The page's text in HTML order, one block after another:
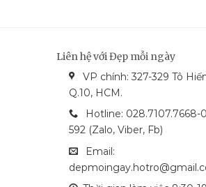
Liên hệ với Đẹp mỗi ngày
VP chính: 327-329 Tô
Q.10, HCM.
Hotline: 028.7107.7668-
592 (Zalo, Viber, Fb)
Email:
vietcom_bank
vcash_bankmastercard